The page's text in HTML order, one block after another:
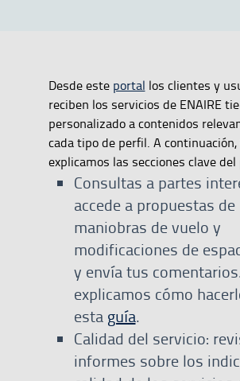
Desde este portal los clientes y
reciben los servicios de ENAIRE
personalizado a contenidos
cada tipo de perfil. A
explicamos las secciones clave
Consultas a partes
accede a propuestas de
maniobras de vuelo y
modificaciones de
y envía tus
explicamos cómo
esta guía.
Calidad del servicio:
informes sobre los